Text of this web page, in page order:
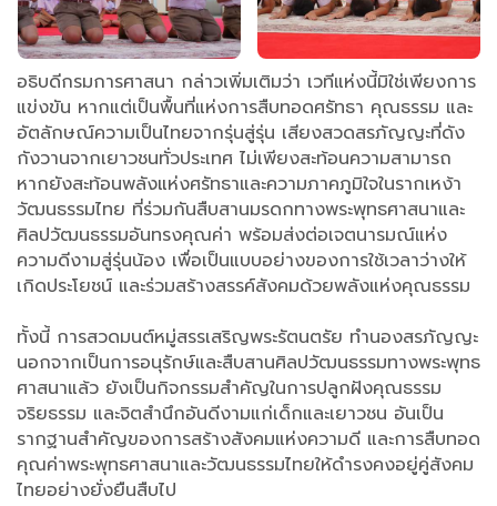
อธิบดีกรมการศาสนา กล่าวเพิ่มเติมว่า เวทีแห่งนี้มิใช่เพียงการ
แข่งขัน หากแต่เป็นพื้นที่แห่งการสืบทอดศรัทธา คุณธรรม และ
อัตลักษณ์ความเป็นไทยจากรุ่นสู่รุ่น เสียงสวดสรภัญญะที่ดัง
กังวานจากเยาวชนทั่วประเทศ ไม่เพียงสะท้อนความสามารถ
หากยังสะท้อนพลังแห่งศรัทธาและความภาคภูมิใจในรากเหง้า
วัฒนธรรมไทย ที่ร่วมกันสืบสานมรดกทางพระพุทธศาสนาและ
ศิลปวัฒนธรรมอันทรงคุณค่า พร้อมส่งต่อเจตนารมณ์แห่ง
ความดีงามสู่รุ่นน้อง เพื่อเป็นแบบอย่างของการใช้เวลาว่างให้
เกิดประโยชน์ และร่วมสร้างสรรค์สังคมด้วยพลังแห่งคุณธรรม
ทั้งนี้ การสวดมนต์หมู่สรรเสริญพระรัตนตรัย ทำนองสรภัญญะ
นอกจากเป็นการอนุรักษ์และสืบสานศิลปวัฒนธรรมทางพระพุทธ
ศาสนาแล้ว ยังเป็นกิจกรรมสำคัญในการปลูกฝังคุณธรรม
จริยธรรม และจิตสำนึกอันดีงามแก่เด็กและเยาวชน อันเป็น
รากฐานสำคัญของการสร้างสังคมแห่งความดี และการสืบทอด
คุณค่าพระพุทธศาสนาและวัฒนธรรมไทยให้ดำรงคงอยู่คู่สังคม
ไทยอย่างยั่งยืนสืบไป